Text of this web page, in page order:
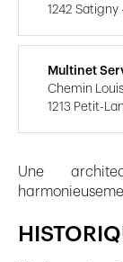
Une
1242 Satigny
Multinet
Chemin
1213 Petit-